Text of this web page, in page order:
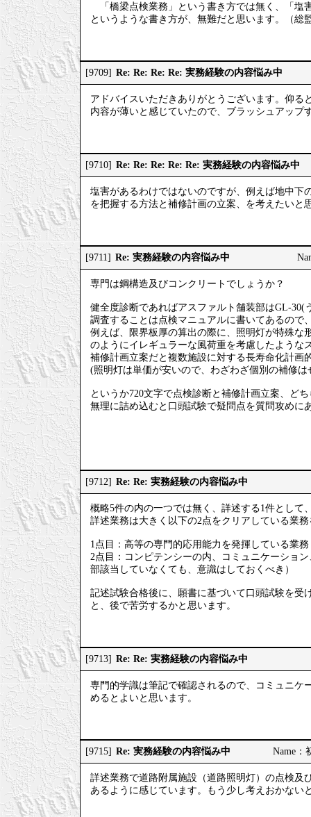
「橋梁点検業務」という書き方では無く、「塩
というような書き方が、無難だと思います。（総
[9709] Re: Re: Re: Re: 実務経験の内容悩み中
アドバイスいただきありがとうございます。仰る
内容が薄いと感じていたので、ブラッシュアップ
[9710] Re: Re: Re: Re: Re: 実務経験の内容悩み中
塩害があるわけではないのですが、例えば地中下
を把握する方法と補修計画の立案、を考えたい
[9711] Re: 実務経験の内容悩み中
専門は鋼構造及びコンクリートでしょうか？
健全度診断であればアスファルト舗装部はGL-
調査することは点検マニュアルに書いてあるので
例えば、限界板厚の算出の際に、照明灯が特殊な
のようにイレギュラーな風荷重を考慮したような
補修計画立案だと複数施設に対する長寿命化計画
(照明灯は単価が安いので、わざわざ個別の補修
というか720文字で点検診断と補修計画立案、ど
無理に詰め込むと口頭試験で疑問点を質問攻めに
[9712] Re: Re: 実務経験の内容悩み中
概略5件の内の一つでは無く、詳述する1件とし
詳述業務は大きく以下の2点をクリアしている業
1点目：高等の専門的応用能力を発揮している業務
2点目：コンピテンシーの内、コミュニケーショ
部該当していなくても、意識はしておくべき）
記述試験合格後に、願書に基づいて口頭試験を受
と、後で苦労するかと思います。
[9713] Re: Re: 実務経験の内容悩み中
専門的学識は筆記で確認されるので、コミュニケ
めるとよいと思います。
[9715] Re: 実務経験の内容悩み中 Name：
詳述業務で道路附属施設（道路照明灯）の点検及
あるように感じています。もう少し考えおかない